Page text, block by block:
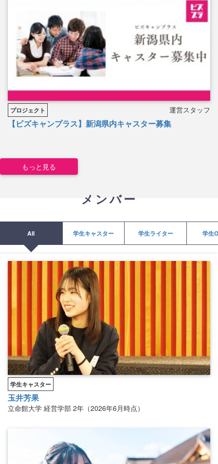
プロジェクト 運営スタッフ
【ビズキャンプラス】新潟県内キャスター募集
もっと見る
メンバー
All 学生キャスター 学生ライター 学生
学生キャスター
玉井芳果
立命館大学 経営学部 2年（2026年6月時点）